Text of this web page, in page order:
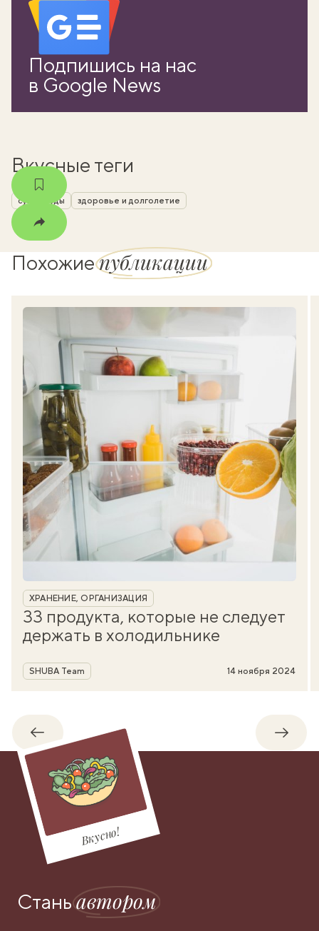
Подпишись на нас
в Google News
Вкусные теги
суперфуды здоровье и долголетие
Похожиепубликации
Рубрика
ХРАНЕНИЕ, ОРГАНИЗАЦИЯ
33 продукта, которые не следует
держать в холодильнике
Автор
SHUBA Team 14 ноября 2024
Обратно
Вкусно!
Станьавтором